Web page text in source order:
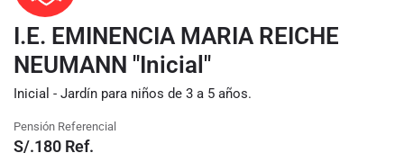
I.E. EMINENCIA MARIA REICHE
NEUMANN "Inicial"
Inicial - Jardín para niños de 3 a 5 años.
Pensión Referencial
S/.180 Ref.